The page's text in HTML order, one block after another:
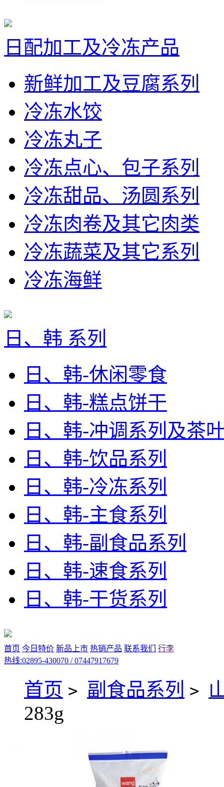
日配加工及冷冻产品
新鲜加工及豆腐系列
冷冻水饺
冷冻丸子
冷冻点心、包子系列
冷冻甜品、汤圆系列
冷冻肉卷及其它肉类
冷冻蔬菜及其它系列
冷冻海鲜
日、韩 系列
日、韩-休闲零食
日、韩-糕点饼干
日、韩-冲调系列及茶
日、韩-饮品系列
日、韩-冷冻系列
日、韩-主食系列
日、韩-副食品系列
日、韩-速食系列
日、韩-干货系列
首页 今日特价 新品上市 热销产品 联系我们
行李
热线:02895-430070 / 07447917679
首页 > 副食品系列 >
283g